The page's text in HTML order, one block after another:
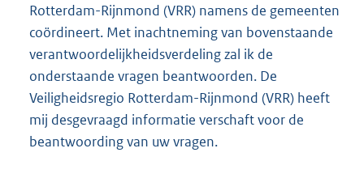
Rotterdam-Rijnmond (VRR) namens de gemeenten
coördineert. Met inachtneming van bovenstaande
verantwoordelijkheidsverdeling zal ik de
onderstaande vragen beantwoorden. De
Veiligheidsregio Rotterdam-Rijnmond (VRR) heeft
mij desgevraagd informatie verschaft voor de
beantwoording van uw vragen.